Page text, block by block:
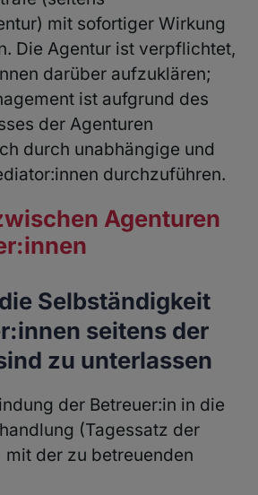
mit sofortiger Wirkung
Die Agentur ist verpflichtet,
darüber aufzuklären;
ist aufgrund des
der Agenturen
durch unabhängige und
durchzuführen.
Agenturen
Selbständigkeit
seitens der
zu unterlassen
der Betreuer:in in die
(Tagessatz der
mit der zu betreuenden